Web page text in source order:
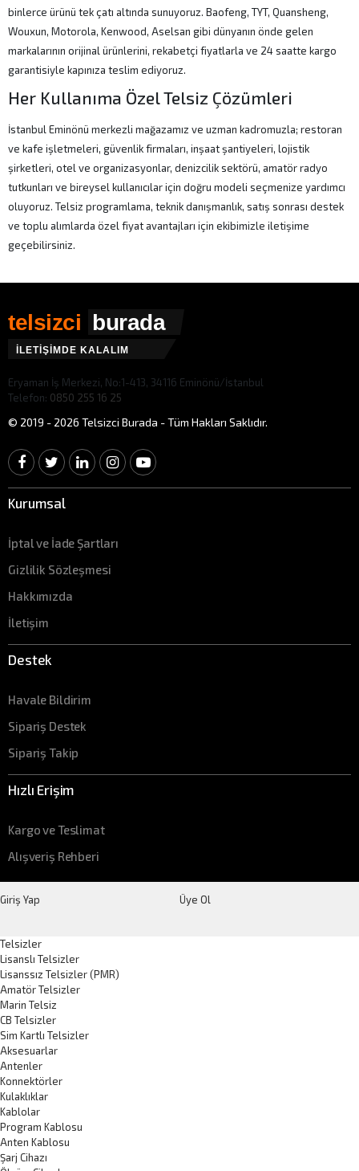
binlerce ürünü tek çatı altında sunuyoruz. Baofeng, TYT, Quansheng,
Wouxun, Motorola, Kenwood, Aselsan gibi dünyanın önde gelen
markalarının orijinal ürünlerini, rekabetçi fiyatlarla ve 24 saatte kargo
garantisiyle kapınıza teslim ediyoruz.
Her Kullanıma Özel Telsiz Çözümleri
İstanbul Eminönü merkezli mağazamız ve uzman kadromuzla; restoran
ve kafe işletmeleri, güvenlik firmaları, inşaat şantiyeleri, lojistik
şirketleri, otel ve organizasyonlar, denizcilik sektörü, amatör radyo
tutkunları ve bireysel kullanıcılar için doğru modeli seçmenize yardımcı
oluyoruz. Telsiz programlama, teknik danışmanlık, satış sonrası destek
ve toplu alımlarda özel fiyat avantajları için ekibimizle iletişime
geçebilirsiniz.
telsizci burada
İLETİŞİMDE KALALIM
Eryaman İş Merkezi, No:1-413, 34116 Eminönü/İstanbul
Telefon: 0850 255 16 25
© 2019 - 2026 Telsizci Burada - Tüm Hakları Saklıdır.
Kurumsal
İptal ve İade Şartları
Gizlilik Sözleşmesi
Hakkımızda
İletişim
Destek
Havale Bildirim
Sipariş Destek
Sipariş Takip
Hızlı Erişim
Kargo ve Teslimat
Alışveriş Rehberi
Giriş Yap Üye Ol
Telsizler
Lisanslı Telsizler
Lisanssız Telsizler (PMR)
Amatör Telsizler
Marin Telsiz
CB Telsizler
Sim Kartlı Telsizler
Aksesuarlar
Antenler
Konnektörler
Kulaklıklar
Kablolar
Program Kablosu
Anten Kablosu
Şarj Cihazı